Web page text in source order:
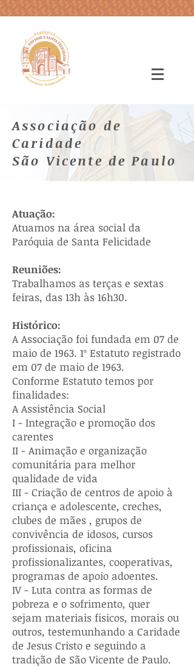
Associação de
Caridade
São Vicente de Paulo
Atuação:
Atuamos na área social da
Paróquia de Santa Felicidade
Reuniões:
Trabalhamos as terças e sextas
feiras, das 13h às 16h30.
Histórico:
A Associação foi fundada em 07 de
maio de 1963. 1º Estatuto registrado
em 07 de maio de 1963.
Conforme Estatuto temos por
finalidades:
A Assistência Social
I - Integração e promoção dos
carentes
II - Animação e organização
comunitária para melhor
qualidade de vida
III - Criação de centros de apoio à
criança e adolescente, creches,
clubes de mães , grupos de
convivência de idosos, cursos
profissionais, oficina
profissionalizantes, cooperativas,
programas de apoio adoentes.
IV - Luta contra as formas de
pobreza e o sofrimento, quer
sejam materiais fisicos, morais ou
outros, testemunhando a Caridade
de Jesus Cristo e seguindo a
tradição de São Vicente de Paulo.